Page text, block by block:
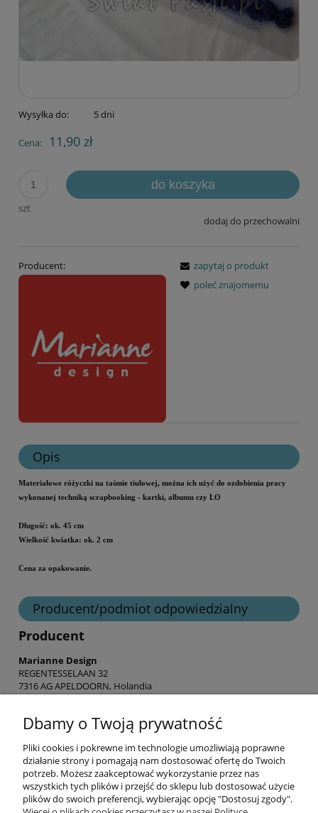
Wysyłka do: 5 dni
Cena: 11,90 zł
szt
do koszyka
dodaj do przechowalni
Producent:
zapytaj o produkt
poleć znajomemu
Opis
Materiałowe różyczki na taśmie tiulowej, można ich użyć do ozdobienia pracy
wykonanej techniką scrapbooking - kartki, albumu czy LO
Długość: ok. 45 cm
Wielkość kwiatka: ok. 2 cm
Cena za opakowanie.
Producent/podmiot odpowiedzialny
Producent
Marianne Design
REGENTESSELAAN 32
7316 AG APELDOORN, Holandia
Informacje
Opłaty i koszty dostawy
Dbamy o Twoją prywatność
Pliki cookies i pokrewne im technologie umożliwiają poprawne
działanie strony i pomagają nam dostosować ofertę do Twoich
potrzeb. Możesz zaakceptować wykorzystanie przez nas
wszystkich tych plików i przejść do sklepu lub dostosować użycie
plików do swoich preferencji, wybierając opcję "Dostosuj zgody".